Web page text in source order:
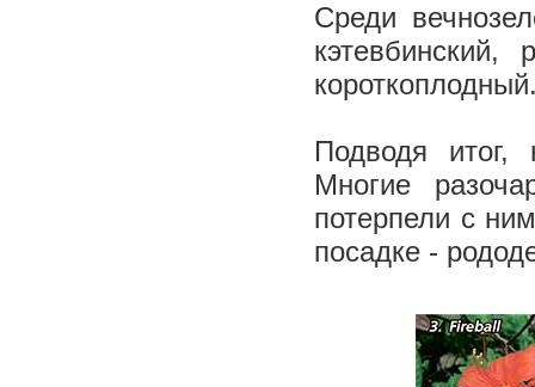
Среди
Подводя итог,
Многие
потерпели с
посадке -